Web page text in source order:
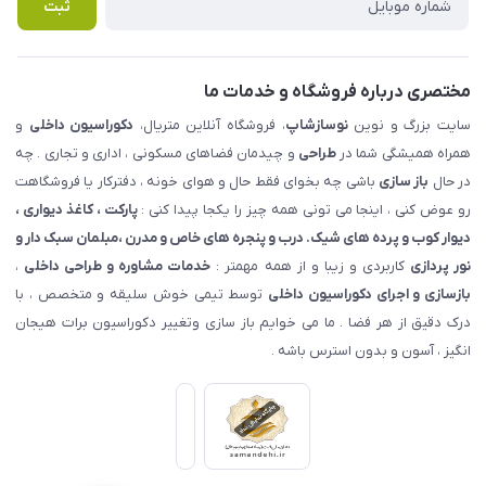
ثبت
مختصری درباره فروشگاه و خدمات ما
سایت بزرگ و نویننوسازشاپ، فروشگاه آنلاین متریال، دکوراسیون داخلی و
همراه همیشگی شما درطراحی و چیدمان فضاهای مسکونی ، اداری و تجاری . چه
در حال باز سازی باشی چه بخوای فقط حال و هوای خونه ، دفترکار یا فروشگاهت
رو عوض کنی ، اینجا می تونی همه چیز را یکجا پیدا کنی :پارکت ، کاغذ دیواری ،
دیوار کوب و پرده های شیک. درب و پنجره های خاص و مدرن ،مبلمان سبک دار و
نور پردازی کاربردی و زیبا و از همه مهمتر : خدمات مشاوره و طراحی داخلی ،
بازسازی و اجرای دکوراسیون داخلی توسط تیمی خوش سلیقه و متخصص ، با
درک دقیق از هر فضا . ما می خوایم باز سازی وتغییر دکوراسیون برات هیجان
انگیز ، آسون و بدون استرس باشه .